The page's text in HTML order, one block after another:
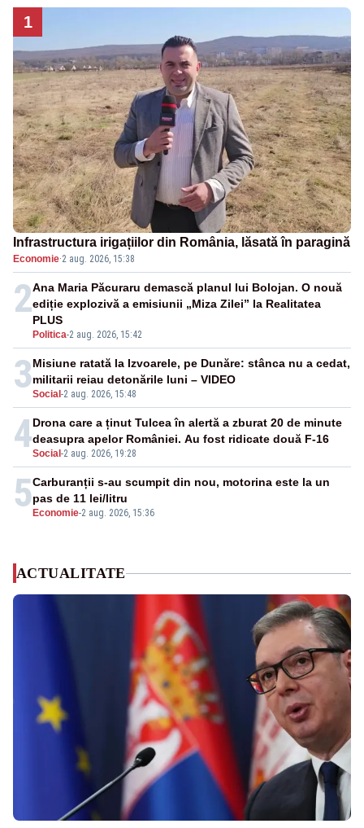
1
Infrastructura irigațiilor din România, lăsată în paragină
Economie·2 aug. 2026, 15:38
2
Politica-2 aug. 2026, 15:42
Ana Maria Păcuraru demască planul lui Bolojan. O nouă
ediție explozivă a emisiunii „Miza Zilei” la Realitatea
PLUS
3Social -2 aug. 2026, 15:48
Misiune ratată la Izvoarele, pe Dunăre: stânca nu a cedat,
militarii reiau detonările luni – VIDEO
4Social -2 aug. 2026, 19:28
Drona care a ținut Tulcea în alertă a zburat 20 de minute
deasupra apelor României. Au fost ridicate două F-16
5 Economie-2 aug. 2026, 15:36
Carburanții s-au scumpit din nou, motorina este la un
pas de 11 lei/litru
ACTUALITATE